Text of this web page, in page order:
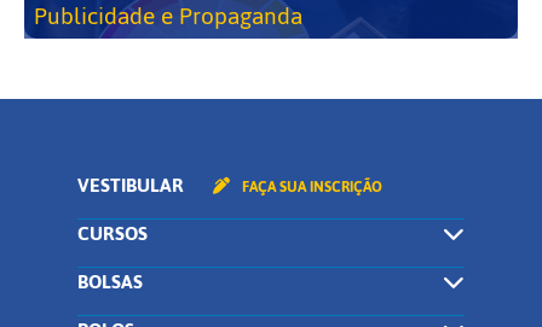
Publicidade e Propaganda
VESTIBULAR FAÇA SUA INSCRIÇÃO
CURSOS
BOLSAS